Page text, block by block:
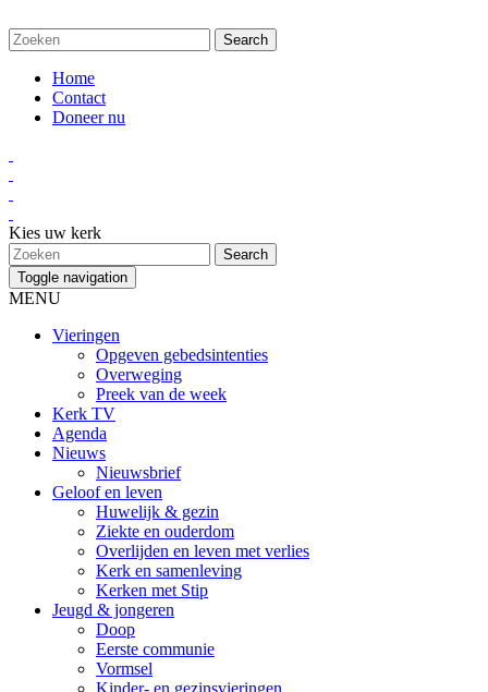
Home
Contact
Doneer nu
Kies uw kerk
Toggle navigation
MENU
Vieringen
Opgeven gebedsintenties
Overweging
Preek van de week
Kerk TV
Agenda
Nieuws
Nieuwsbrief
Geloof en leven
Huwelijk & gezin
Ziekte en ouderdom
Overlijden en leven met verlies
Kerk en samenleving
Kerken met Stip
Jeugd & jongeren
Doop
Eerste communie
Vormsel
Kinder- en gezinsvieringen